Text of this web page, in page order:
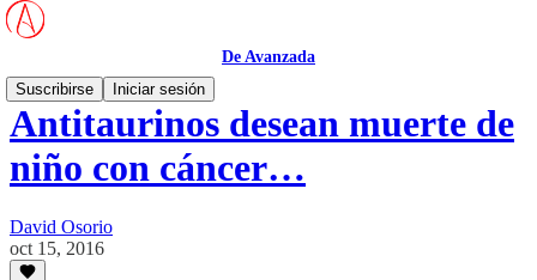
De Avanzada
Suscribirse
Iniciar sesión
Antitaurinos desean muerte de
niño con cáncer…
David Osorio
oct 15, 2016